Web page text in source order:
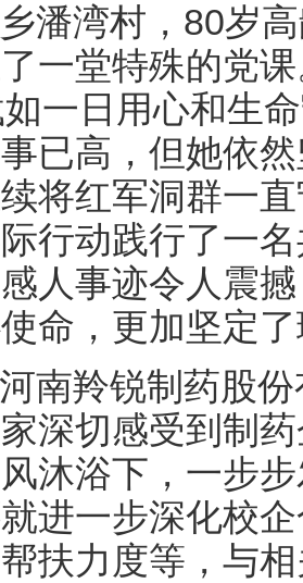
潘湾村，80岁
一堂特殊的党
一日用心和生
已高，但她依
将红军洞群一
行动践行了一
人事迹令人震
命，更加坚定
南羚锐制药股
深切感受到制
沐浴下，一步
进一步深化校
扶力度等，与